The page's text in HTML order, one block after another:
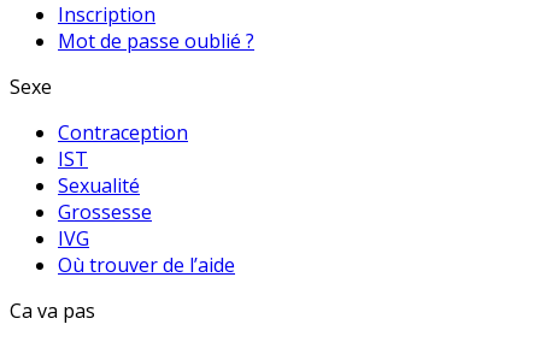
Inscription
Mot de passe oublié ?
Sexe
Contraception
IST
Sexualité
Grossesse
IVG
Où trouver de l’aide
Ca va pas